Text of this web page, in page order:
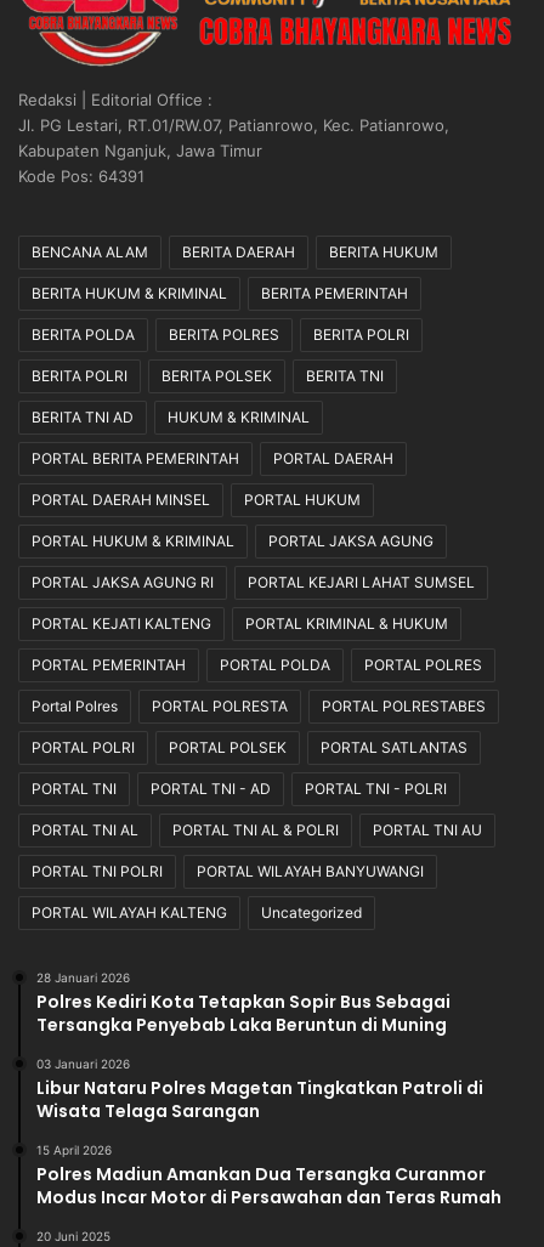
Redaksi | Editorial Office :
Jl. PG Lestari, RT.01/RW.07, Patianrowo, Kec. Patianrowo,
Kabupaten Nganjuk, Jawa Timur
Kode Pos: 64391
BENCANA ALAM BERITA DAERAH BERITA HUKUM
BERITA HUKUM & KRIMINAL BERITA PEMERINTAH
BERITA POLDA BERITA POLRES BERITA POLRI
BERITA POLRI BERITA POLSEK BERITA TNI
BERITA TNI AD HUKUM & KRIMINAL
PORTAL BERITA PEMERINTAH PORTAL DAERAH
PORTAL DAERAH MINSEL PORTAL HUKUM
PORTAL HUKUM & KRIMINAL PORTAL JAKSA AGUNG
PORTAL JAKSA AGUNG RI PORTAL KEJARI LAHAT SUMSEL
PORTAL KEJATI KALTENG PORTAL KRIMINAL & HUKUM
PORTAL PEMERINTAH PORTAL POLDA PORTAL POLRES
Portal Polres PORTAL POLRESTA PORTAL POLRESTABES
PORTAL POLRI PORTAL POLSEK PORTAL SATLANTAS
PORTAL TNI PORTAL TNI - AD PORTAL TNI - POLRI
PORTAL TNI AL PORTAL TNI AL & POLRI PORTAL TNI AU
PORTAL TNI POLRI PORTAL WILAYAH BANYUWANGI
PORTAL WILAYAH KALTENG Uncategorized
28 Januari 2026
Polres Kediri Kota Tetapkan Sopir Bus Sebagai
Tersangka Penyebab Laka Beruntun di Muning
03 Januari 2026
Libur Nataru Polres Magetan Tingkatkan Patroli di
Wisata Telaga Sarangan
15 April 2026
Polres Madiun Amankan Dua Tersangka Curanmor
Modus Incar Motor di Persawahan dan Teras Rumah
20 Juni 2025